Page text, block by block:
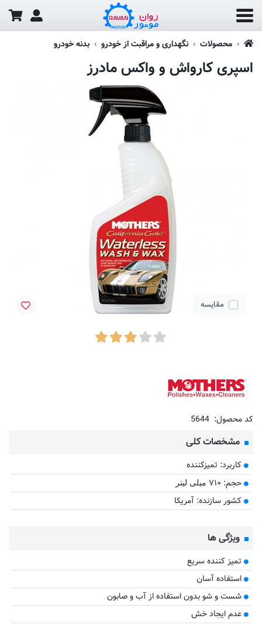
محصولات نگهداری و مراقبت از خودرو بدنه خودرو
اسپری کارواش و واکس مادرز
مقایسه
کد محصول: 5644
مشخصات کلی
کاربرد: تمیزکننده
حجم: ۷۱۰
میلی لیتر
کشور سازنده: آمریکا
ویژگی ها
تمیز کننده سریع
استفاده آسان
شست و شو بدون استفاده از آب و صابون
عدم ایجاد خش